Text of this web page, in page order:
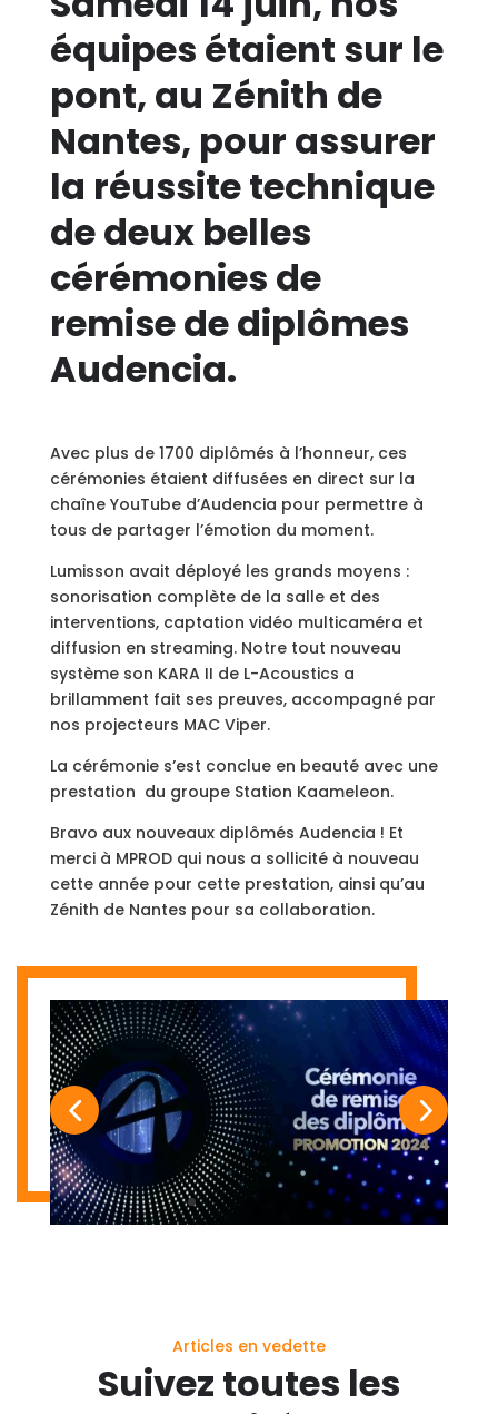
équipes étaient sur le
pont, au Zénith de
Nantes, pour assurer
la réussite technique
de deux belles
cérémonies de
remise de diplômes
Audencia.
Avec plus de 1700 diplômés à l’honneur, ces
cérémonies étaient diffusées en direct sur la
chaîne YouTube d’Audencia pour permettre à
tous de partager l’émotion du moment.
Lumisson avait déployé les grands moyens :
sonorisation complète de la salle et des
interventions, captation vidéo multicaméra et
diffusion en streaming. Notre tout nouveau
système son KARA II de L-Acoustics a
brillamment fait ses preuves, accompagné par
nos projecteurs MAC Viper.
La cérémonie s’est conclue en beauté avec une
prestation du groupe Station Kaameleon.
Bravo aux nouveaux diplômés Audencia ! Et
merci à MPROD qui nous a sollicité à nouveau
cette année pour cette prestation, ainsi qu’au
Zénith de Nantes pour sa collaboration.
Articles en vedette
Suivez toutes les